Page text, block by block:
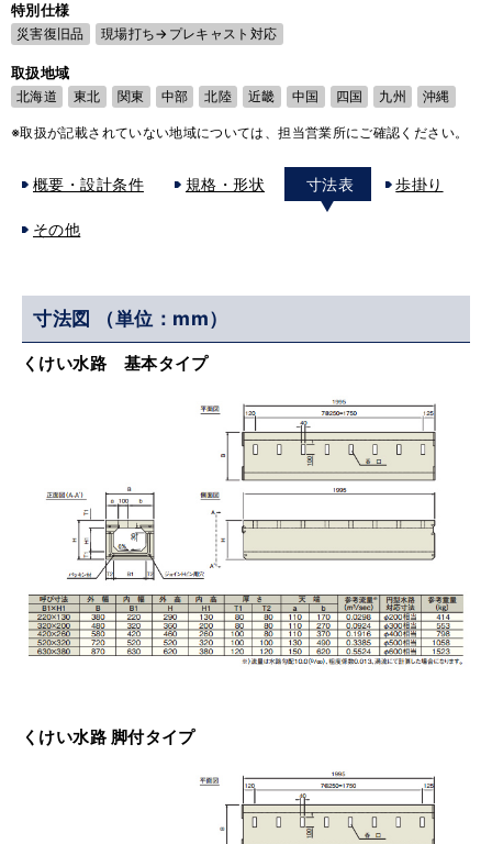
特別仕様
災害復旧品 現場打ち→プレキャスト対応
取扱地域
北海道 東北 関東 中部 北陸 近畿 中国 四国 九州 沖縄
※取扱が記載されていない地域については、担当営業所にご確認ください。
概要・設計条件 規格・形状 寸法表 歩掛り
その他
寸法図 （単位：mm）
くけい水路 基本タイプ
くけい水路 脚付タイプ